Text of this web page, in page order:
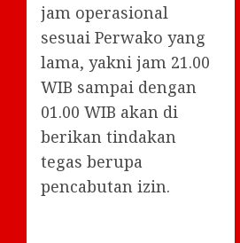
jam operasional
sesuai Perwako yang
lama, yakni jam 21.00
WIB sampai dengan
01.00 WIB akan di
berikan tindakan
tegas berupa
pencabutan izin.